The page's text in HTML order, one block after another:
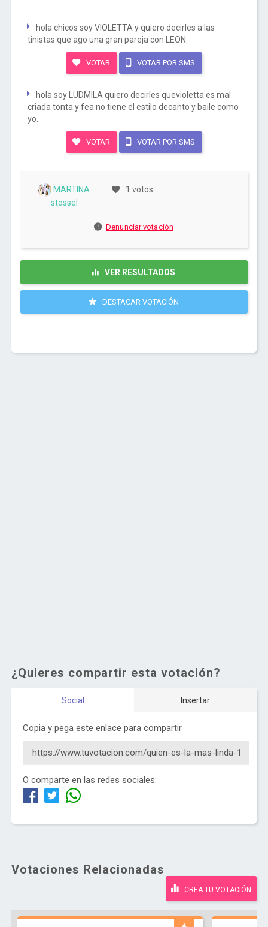
hola chicos soy VIOLETTA y quiero decirles a las
tinistas que ago una gran pareja con LEON.
VOTAR VOTAR POR SMS
hola soy LUDMILA quiero decirles quevioletta es mal
criada tonta y fea no tiene el estilo decanto y baile como
yo.
VOTAR VOTAR POR SMS
MARTINA
stossel
1 votos
Denunciar votación
VER RESULTADOS
DESTACAR VOTACIÓN
¿Quieres compartir esta votación?
Social Insertar
Copia y pega este enlace para compartir
O comparte en las redes sociales:
Votaciones Relacionadas
CREA TU VOTACIÓN